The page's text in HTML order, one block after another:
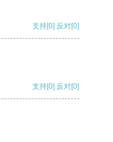
支持[0] 反对[0]
支持[0] 反对[0]